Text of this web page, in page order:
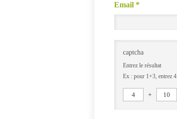
Email *
captcha
Entrez le résultat
Ex : pour 1+3, entrez 4
4 + 10